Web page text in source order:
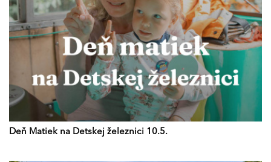
Deň Matiek na Detskej železnici 10.5.